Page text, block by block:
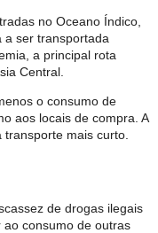
no Oceano Índico,
a ser transportada
a principal rota
Central.
o consumo de
aos locais de compra. A
mais curto.
de drogas ilegais
consumo de outras